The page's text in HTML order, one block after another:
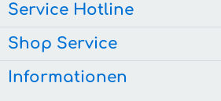
Service Hotline
Shop Service
Informationen